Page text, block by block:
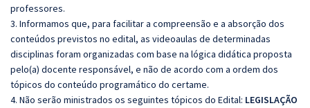
professores.
3. Informamos que, para facilitar a compreensão e a absorção dos
conteúdos previstos no edital, as videoaulas de determinadas
disciplinas foram organizadas com base na lógica didática proposta
pelo(a) docente responsável, e não de acordo com a ordem dos
tópicos do conteúdo programático do certame.
4. Não serão ministrados os seguintes tópicos do Edital: LEGISLAÇÃO